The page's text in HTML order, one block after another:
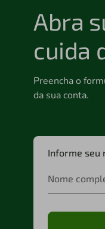
Abra
cuida
Preencha o
da sua conta.
Informe seu
Nome